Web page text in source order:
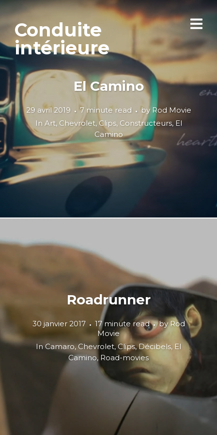
Conduite
intérieure
El Camino
29 avril 2019 7 minute read by Rod Movie
In Art, Chevrolet, Clips, Constructeurs,El
Camino
Roadrunner
30 janvier 2017 17 minute read byRod
Movie
InCamaro,Chevrolet,Clips,Décibels, El
Camino, Road-movies